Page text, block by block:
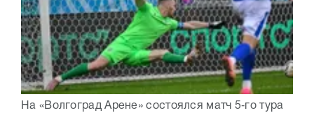
На «Волгоград Арене» состоялся матч 5‑го тура